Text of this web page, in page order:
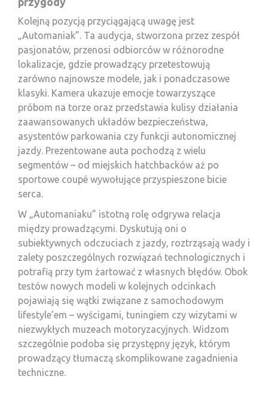
Kolejną pozycją przyciągającą uwagę jest
„Automaniak”. Ta audycja, stworzona przez zespół
pasjonatów, przenosi odbiorców w różnorodne
lokalizacje, gdzie prowadzący przetestowują
zarówno najnowsze modele, jak i ponadczasowe
klasyki. Kamera ukazuje emocje towarzyszące
próbom na torze oraz przedstawia kulisy działania
zaawansowanych układów bezpieczeństwa,
asystentów parkowania czy funkcji autonomicznej
jazdy. Prezentowane auta pochodzą z wielu
segmentów – od miejskich hatchbacków aż po
sportowe coupé wywołujące przyspieszone bicie
serca.
W „Automaniaku” istotną rolę odgrywa relacja
między prowadzącymi. Dyskutują oni o
subiektywnych odczuciach z jazdy, roztrząsają wady i
zalety poszczególnych rozwiązań technologicznych i
potrafią przy tym żartować z własnych błędów. Obok
testów nowych modeli w kolejnych odcinkach
pojawiają się wątki związane z samochodowym
lifestyle’em – wyścigami, tuningiem czy wizytami w
niezwykłych muzeach motoryzacyjnych. Widzom
szczególnie podoba się przystępny język, którym
prowadzący tłumaczą skomplikowane zagadnienia
techniczne.